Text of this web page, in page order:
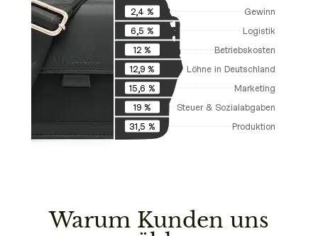
2,4 %
Gewinn
6,5 %
Logistik
12 %
Betriebskosten
12,9 %
Löhne in Deutschland
15,6 %
Marketing
19 %
Steuer & Sozialabgaben
31,5 %
Produktion
Warum Kunden uns